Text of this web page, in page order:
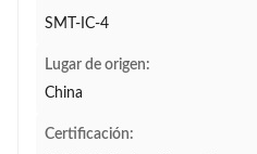
SMT-IC-4
Lugar de origen:
China
Certificación: